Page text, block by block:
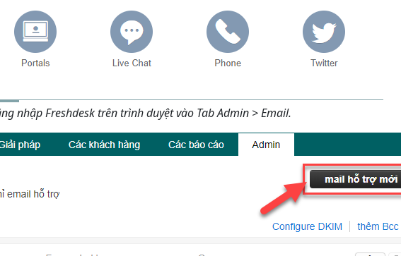
nhập Freshdesk trên trình duyệt vào Tab Admin > Email.